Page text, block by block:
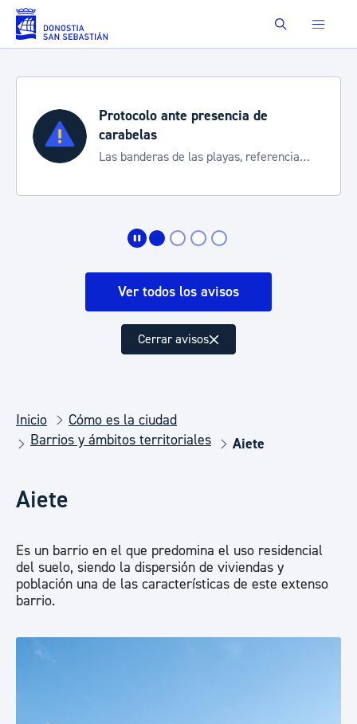
Saltar al contenido principal Buscar
Semana Grande 2026
Cortes de tráfico y servicios especiales
de transporte
Ver todos los avisos
Cerrar avisos
Inicio
Cómo es la ciudad
Barrios y ámbitos territoriales
Aiete
Aiete
Es un barrio en el que predomina el uso residencial
del suelo, siendo la dispersión de viviendas y
población una de las características de este extenso
barrio.